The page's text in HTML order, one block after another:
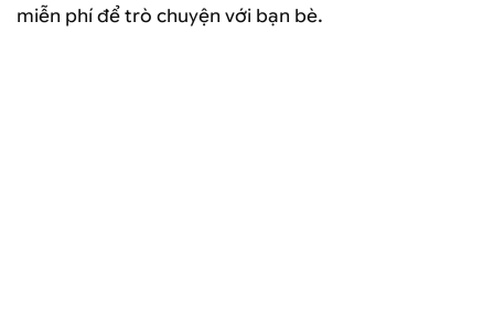
miễn phí để trò chuyện với bạn bè.